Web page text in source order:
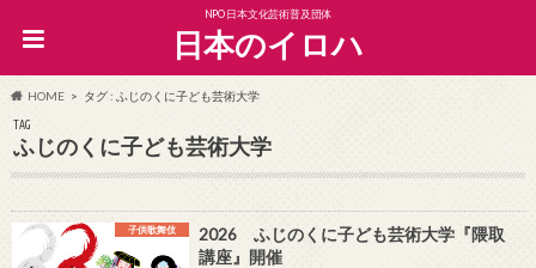
NPO日本文化芸術普及団体
日本のイロハ
HOME タグ : ふじのくに子ども芸術大学
TAG
ふじのくに子ども芸術大学
子供歌舞伎
2026 ふじのくに子ども芸術大学『隈取
講座』開催